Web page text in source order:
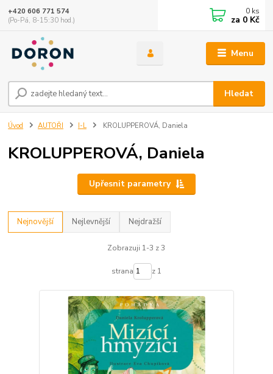
Menu
Hledat
+420 606 771 574
(Po-Pá, 8-15:30 hod.)
0 ks
za 0 Kč
Úvod AUTOŘI I-L KROLUPPEROVÁ, Daniela
KROLUPPEROVÁ, Daniela
Upřesnit parametry
Nejnovější Nejlevnější Nejdražší
Zobrazuji 1-3 z 3
strana z 1